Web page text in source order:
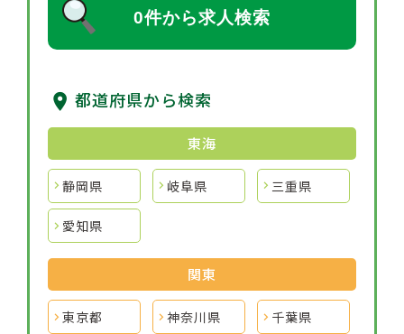
0件から求人検索
都道府県から検索
東海
静岡県 岐阜県 三重県
愛知県
関東
東京都 神奈川県 千葉県